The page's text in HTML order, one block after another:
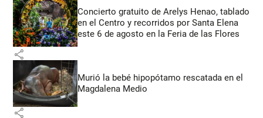
Concierto gratuito de Arelys Henao, tablado
en el Centro y recorridos por Santa Elena
este 6 de agosto en la Feria de las Flores
share
Murió la bebé hipopótamo rescatada en el
Magdalena Medio
share